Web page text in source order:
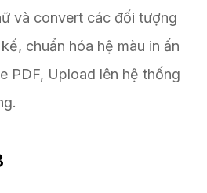
và convert các đối tượng
chuẩn hóa hệ màu in ấn
PDF, Upload lên hệ thống